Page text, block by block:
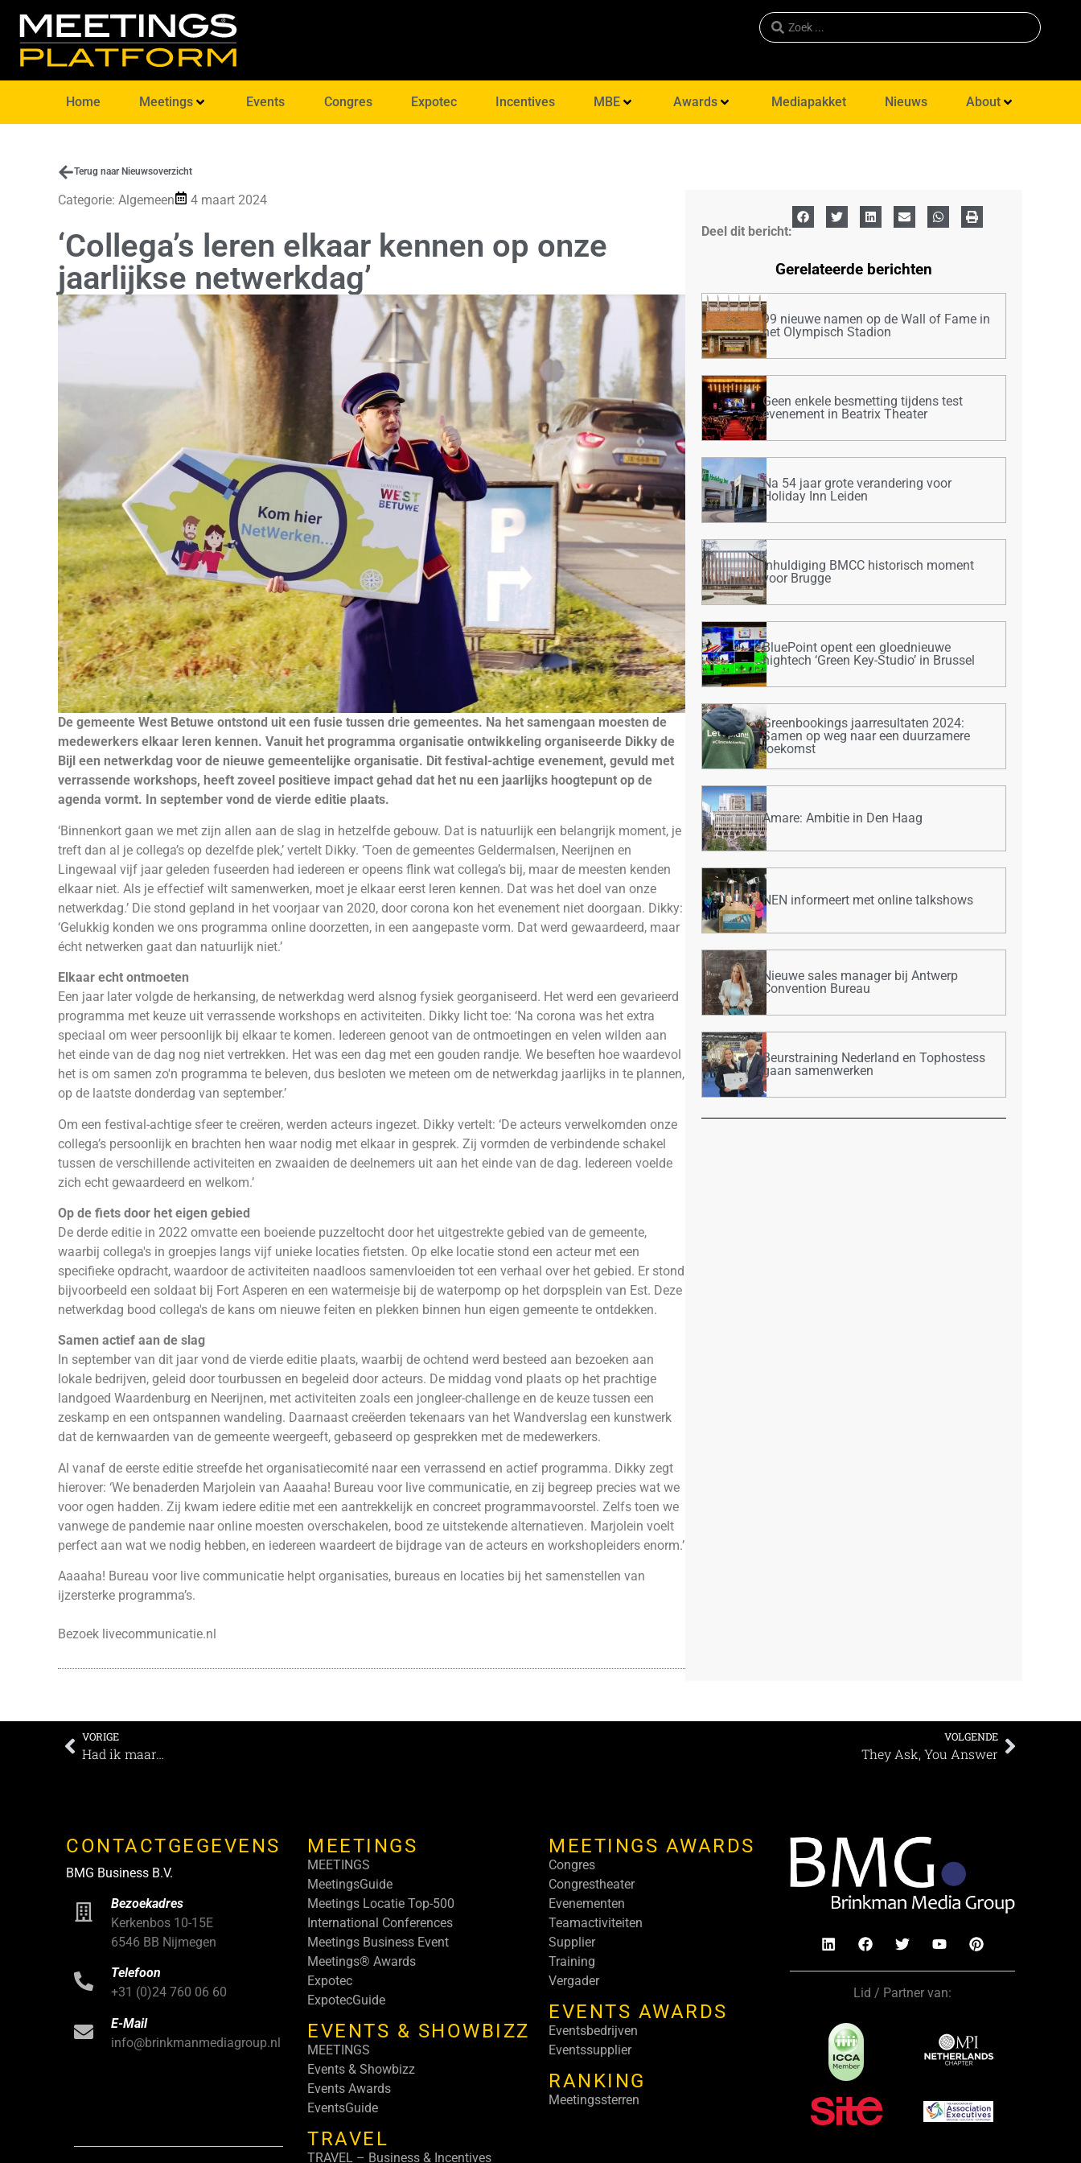
Home Meetings Events Congres Expotec Incentives MBE Awards Mediapakket Nieuws About
Terug naar Nieuwsoverzicht
Categorie: Algemeen 4 maart 2024
‘Collega’s leren elkaar kennen op onze
jaarlijkse netwerkdag’
De gemeente West Betuwe ontstond uit een fusie tussen drie gemeentes. Na het samengaan moesten de
medewerkers elkaar leren kennen. Vanuit het programma organisatie ontwikkeling organiseerde Dikky de
Bijl een netwerkdag voor de nieuwe gemeentelijke organisatie. Dit festival-achtige evenement, gevuld met
verrassende workshops, heeft zoveel positieve impact gehad dat het nu een jaarlijks hoogtepunt op de
agenda vormt. In september vond de vierde editie plaats.
‘Binnenkort gaan we met zijn allen aan de slag in hetzelfde gebouw. Dat is natuurlijk een belangrijk moment, je
treft dan al je collega’s op dezelfde plek,’ vertelt Dikky. ‘Toen de gemeentes Geldermalsen, Neerijnen en
Lingewaal vijf jaar geleden fuseerden had iedereen er opeens flink wat collega’s bij, maar de meesten kenden
elkaar niet. Als je effectief wilt samenwerken, moet je elkaar eerst leren kennen. Dat was het doel van onze
netwerkdag.’ Die stond gepland in het voorjaar van 2020, door corona kon het evenement niet doorgaan. Dikky:
‘Gelukkig konden we ons programma online doorzetten, in een aangepaste vorm. Dat werd gewaardeerd, maar
écht netwerken gaat dan natuurlijk niet.’
Elkaar echt ontmoeten
Een jaar later volgde de herkansing, de netwerkdag werd alsnog fysiek georganiseerd. Het werd een gevarieerd
programma met keuze uit verrassende workshops en activiteiten. Dikky licht toe: ‘Na corona was het extra
speciaal om weer persoonlijk bij elkaar te komen. Iedereen genoot van de ontmoetingen en velen wilden aan
het einde van de dag nog niet vertrekken. Het was een dag met een gouden randje. We beseften hoe waardevol
het is om samen zo'n programma te beleven, dus besloten we meteen om de netwerkdag jaarlijks in te plannen,
op de laatste donderdag van september.’
Om een festival-achtige sfeer te creëren, werden acteurs ingezet. Dikky vertelt: ‘De acteurs verwelkomden onze
collega’s persoonlijk en brachten hen waar nodig met elkaar in gesprek. Zij vormden de verbindende schakel
tussen de verschillende activiteiten en zwaaiden de deelnemers uit aan het einde van de dag. Iedereen voelde
zich echt gewaardeerd en welkom.’
Op de fiets door het eigen gebied
De derde editie in 2022 omvatte een boeiende puzzeltocht door het uitgestrekte gebied van de gemeente,
waarbij collega's in groepjes langs vijf unieke locaties fietsten. Op elke locatie stond een acteur met een
specifieke opdracht, waardoor de activiteiten naadloos samenvloeiden tot een verhaal over het gebied. Er stond
bijvoorbeeld een soldaat bij Fort Asperen en een watermeisje bij de waterpomp op het dorpsplein van Est. Deze
netwerkdag bood collega's de kans om nieuwe feiten en plekken binnen hun eigen gemeente te ontdekken.
Samen actief aan de slag
In september van dit jaar vond de vierde editie plaats, waarbij de ochtend werd besteed aan bezoeken aan
lokale bedrijven, geleid door tourbussen en begeleid door acteurs. De middag vond plaats op het prachtige
landgoed Waardenburg en Neerijnen, met activiteiten zoals een jongleer-challenge en de keuze tussen een
zeskamp en een ontspannen wandeling. Daarnaast creëerden tekenaars van het Wandverslag een kunstwerk
dat de kernwaarden van de gemeente weergeeft, gebaseerd op gesprekken met de medewerkers.
Al vanaf de eerste editie streefde het organisatiecomité naar een verrassend en actief programma. Dikky zegt
hierover: ‘We benaderden Marjolein van Aaaaha! Bureau voor live communicatie, en zij begreep precies wat we
voor ogen hadden. Zij kwam iedere editie met een aantrekkelijk en concreet programmavoorstel. Zelfs toen we
vanwege de pandemie naar online moesten overschakelen, bood ze uitstekende alternatieven. Marjolein voelt
perfect aan wat we nodig hebben, en iedereen waardeert de bijdrage van de acteurs en workshopleiders enorm.’
Aaaaha! Bureau voor live communicatie helpt organisaties, bureaus en locaties bij het samenstellen van
ijzersterke programma’s.
Bezoek livecommunicatie.nl
Deel dit bericht:
Gerelateerde berichten
99 nieuwe namen op de Wall of Fame in
het Olympisch Stadion
Geen enkele besmetting tijdens test
evenement in Beatrix Theater
Na 54 jaar grote verandering voor
Holiday Inn Leiden
Inhuldiging BMCC historisch moment
voor Brugge
BluePoint opent een gloednieuwe
hightech ‘Green Key-Studio’ in Brussel
Greenbookings jaarresultaten 2024:
Samen op weg naar een duurzamere
toekomst
Amare: Ambitie in Den Haag
NEN informeert met online talkshows
Nieuwe sales manager bij Antwerp
Convention Bureau
Beurstraining Nederland en Tophostess
gaan samenwerken
VORIGE
Had ik maar…
VOLGENDE
They Ask, You Answer
CONTACTGEGEVENS
BMG Business B.V.
Bezoekadres
Kerkenbos 10-15E
6546 BB Nijmegen
Telefoon
+31 (0)24 760 06 60
E-Mail
info@brinkmanmediagroup.nl
MEETINGS
MEETINGS
MeetingsGuide
Meetings Locatie Top-500
International Conferences
Meetings Business Event
Meetings® Awards
Expotec
ExpotecGuide
EVENTS & SHOWBIZZ
MEETINGS
Events & Showbizz
Events Awards
EventsGuide
TRAVEL
TRAVEL – Business & Incentives
MEETINGS AWARDS
Congres
Congrestheater
Evenementen
Teamactiviteiten
Supplier
Training
Vergader
EVENTS AWARDS
Eventsbedrijven
Eventssupplier
RANKING
Meetingssterren
Lid / Partner van: